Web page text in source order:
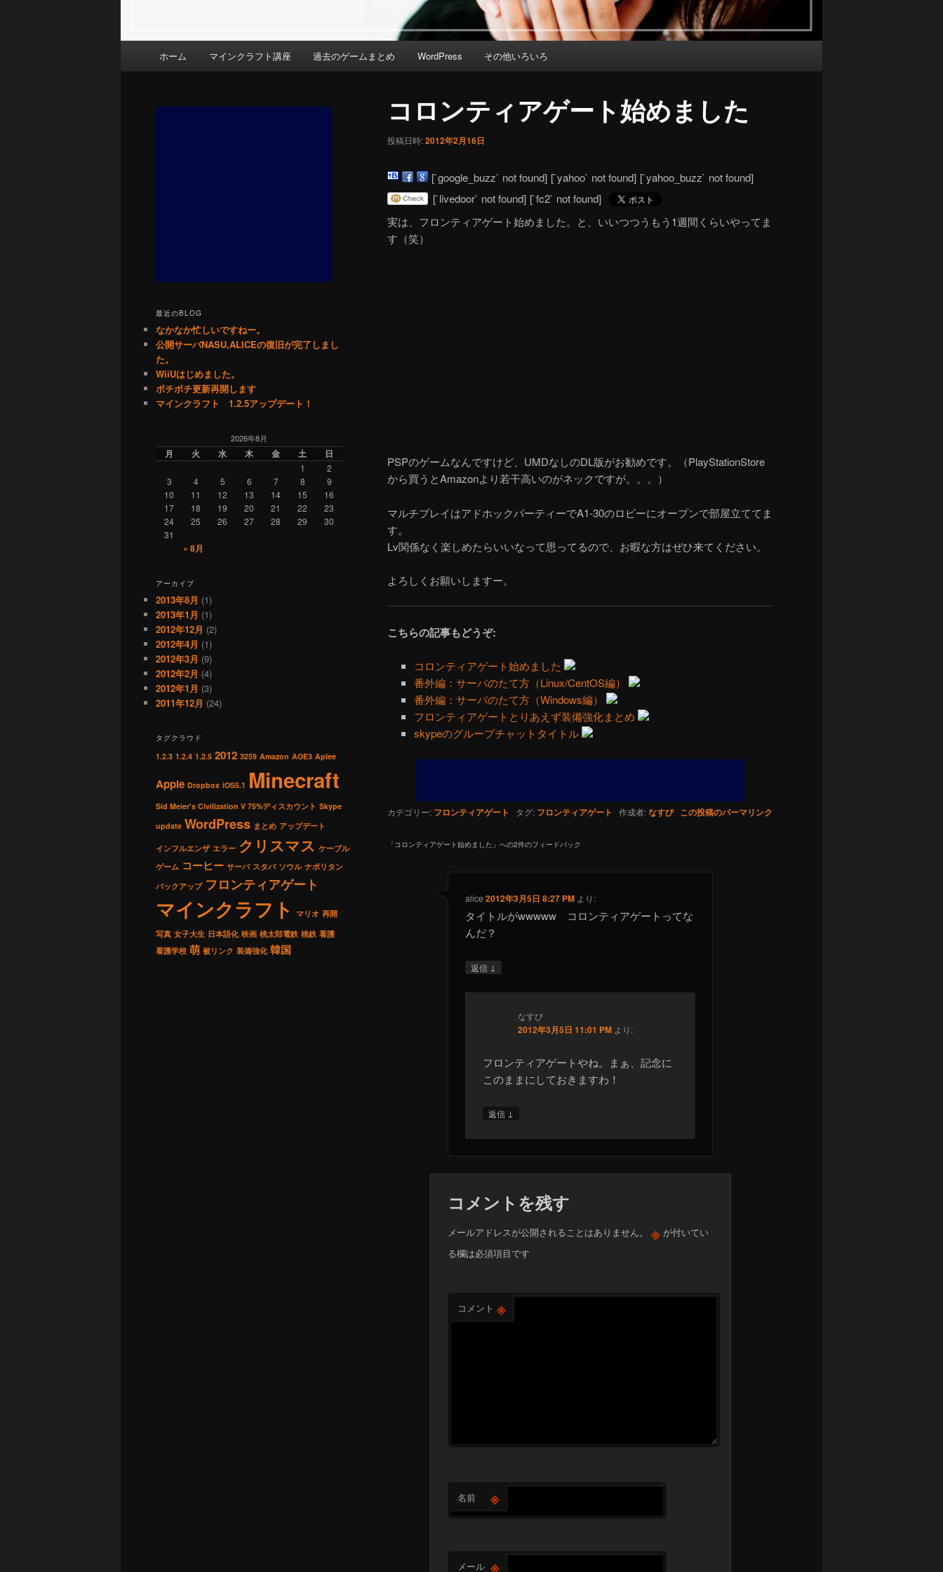
ホーム マインクラフト講座 過去のゲームまとめ WordPress その他いろいろ
コロンティアゲート始めました
投稿日時:2012年2月16日
[`google_buzz` not found] [`yahoo` not found] [`yahoo_buzz` not found]
[`livedoor` not found] [`fc2` not found]
実は、フロンティアゲート始めました。と、いいつつうもう1週間くらいやってま
す（笑）
PSPのゲームなんですけど、UMDなしのDL版がお勧めです。（PlayStationStore
から買うとAmazonより若干高いのがネックですが。。。）
マルチプレイはアドホックパーティーでA1-30のロビーにオープンで部屋立ててま
す。
Lv関係なく楽しめたらいいなって思ってるので、お暇な方はぜひ来てください。
よろしくお願いしますー。
こちらの記事もどうぞ:
コロンティアゲート始めました
番外編：サーバのたて方（Linux/CentOS編）
番外編：サーバのたて方（Windows編）
フロンティアゲートとりあえず装備強化まとめ
skypeのグループチャットタイトル
カテゴリー: フロンティアゲート タグ: フロンティアゲート 作成者:なすび この投稿のパーマリンク
「コロンティアゲート始めました 」への2件のフィードバック
alice 2012年3月5日 8:27 PM より:
タイトルがwwwww コロンティアゲートってな
んだ？
返信 ↓
なすび
2012年3月5日 11:01 PM より:
フロンティアゲートやね。まぁ、記念に
このままにしておきますわ！
返信 ↓
コメントを残す
メールアドレスが公開されることはありません。 ※が付いてい
る欄は必須項目です
コメント ※
名前 ※
メール ※
最近のBLOG
なかなか忙しいですねー。
公開サーバNASU,ALICEの復旧が完了しまし
た。
WiiUはじめました。
ボチボチ更新再開します
マインクラフト 1.2.5アップデート！
2026年8月
月 火 水 木 金 土 日
1
2
3
4 5 6 7 8
9
10
11 12 13 14 15
16
17
18 19 20 21 22
23
24
25 26 27 28 29
30
31
« 8月
アーカイブ
2013年8月 (1)
2013年1月 (1)
2012年12月 (2)
2012年4月 (1)
2012年3月 (9)
2012年2月 (4)
2012年1月 (3)
2011年12月 (24)
タグクラウド
1.2.3 1.2.4 1.2.5 2012 3259 Amazon AOE3 Aplee
Apple Dropbox iOS5.1 Minecraft
Sid Meier's Civilization V 75%ディスカウント Skype
update WordPress まとめ アップデート
インフルエンザ エラー クリスマス ケーブル
ゲーム コーヒー サーバ スタバ ソウル ナポリタン
バックアップ フロンティアゲート
マインクラフト マリオ 再開
写真 女子大生 日本語化 映画 桃太郎電鉄 桃鉄 看護
看護学校 萌 被リンク 装備強化 韓国